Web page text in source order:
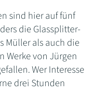
sind hier auf fünf
die Glassplitter-
Müller als auch die
Werke von Jürgen
Wer Interesse
drei Stunden